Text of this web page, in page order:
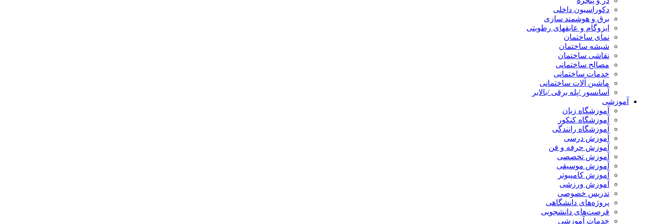
دکوراسیون داخلی
برق و هوشمند سازی
ایزوگام و عایقهای رطوبتی
نمای ساختمان
شیشه ساختمان
نقاشی ساختمان
مصالح ساختمانی
خدمات ساختمانی
ماشین آلات ساختمانی
آسانسور /پله برقی /بالابر
آموزشی
آموزشگاه زبان
آموزشگاه کنکور
آموزشگاه رانندگی
آموزش درسی
آموزش حرفه و فن
آموزش تخصصی
آموزش موسیقی
آموزش کامپیوتر
آموزش ورزشی
تدریس خصوصی
پروژه‌های دانشگاهی
فرصت‌های دانشجویی
خدمات آموزشی